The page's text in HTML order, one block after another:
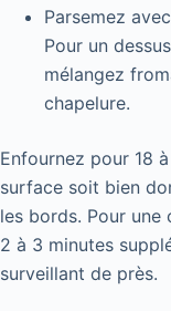
Parsemez
Pour un
mélangez
chapelure.
Enfournez pour 18
surface soit bien
les bords. Pour
2 à 3 minutes
surveillant de près.